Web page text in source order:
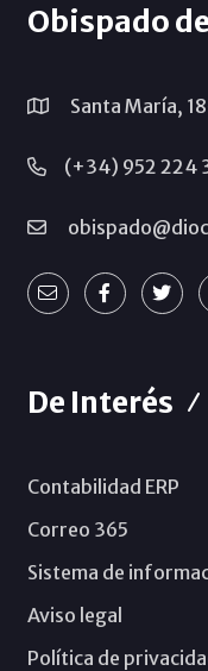
Obispado
Santa María,
(+34) 952 224
De Interés
Contabilidad ERP
Correo 365
Sistema de
Aviso legal
Política de